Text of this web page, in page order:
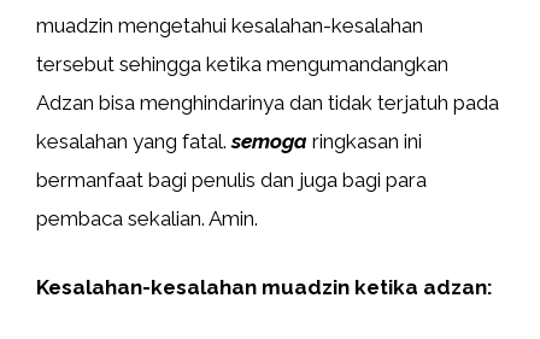
muadzin mengetahui kesalahan-kesalahan
tersebut sehingga ketika mengumandangkan
Adzan bisa menghindarinya dan tidak terjatuh pada
kesalahan yang fatal.semoga ringkasan ini
bermanfaat bagi penulis dan juga bagi para
pembaca sekalian. Amin.
Kesalahan-kesalahan muadzin ketika adzan: